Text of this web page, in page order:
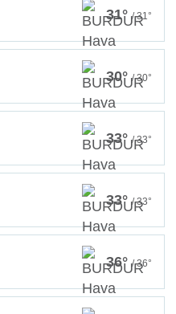
31°/ 31°
30°/ 30°
33°/ 33°
33°/ 33°
36°/ 36°